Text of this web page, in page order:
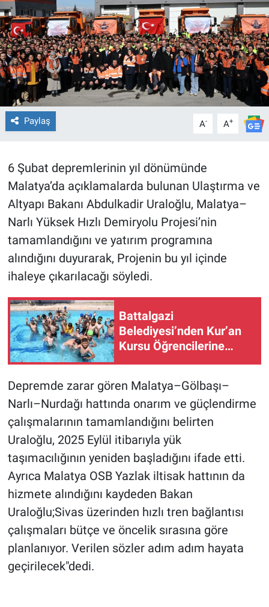
Paylaş A- A+
6 Şubat depremlerinin yıl dönümünde
Malatya’da açıklamalarda bulunan Ulaştırma ve
Altyapı Bakanı Abdulkadir Uraloğlu, Malatya–
Narlı Yüksek Hızlı Demiryolu Projesi’nin
tamamlandığını ve yatırım programına
alındığını duyurarak, Projenin bu yıl içinde
ihaleye çıkarılacağı söyledi.
Battalgazi
Belediyesi’nden Kur’an
Kursu Öğrencilerine
Yüzme Etkinliği
Depremde zarar gören Malatya–Gölbaşı–
Narlı–Nurdağı hattında onarım ve güçlendirme
çalışmalarının tamamlandığını belirten
Uraloğlu, 2025 Eylül itibarıyla yük
taşımacılığının yeniden başladığını ifade etti.
Ayrıca Malatya OSB Yazlak iltisak hattının da
hizmete alındığını kaydeden Bakan
Uraloğlu;Sivas üzerinden hızlı tren bağlantısı
çalışmaları bütçe ve öncelik sırasına göre
planlanıyor. Verilen sözler adım adım hayata
geçirilecek"dedi.